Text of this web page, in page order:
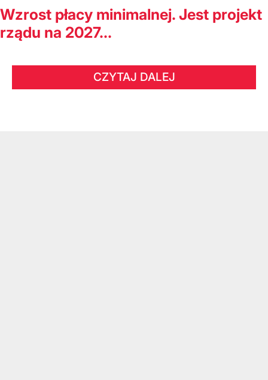
Wzrost płacy minimalnej. Jest projekt
rządu na 2027...
CZYTAJ DALEJ